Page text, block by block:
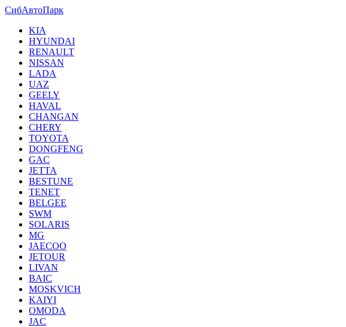
СибАвтоПарк
KIA
HYUNDAI
RENAULT
NISSAN
LADA
UAZ
GEELY
HAVAL
CHANGAN
CHERY
TOYOTA
DONGFENG
GAC
JETTA
BESTUNE
TENET
BELGEE
SWM
SOLARIS
MG
JAECOO
JETOUR
LIVAN
BAIC
MOSKVICH
KAIYI
OMODA
JAC